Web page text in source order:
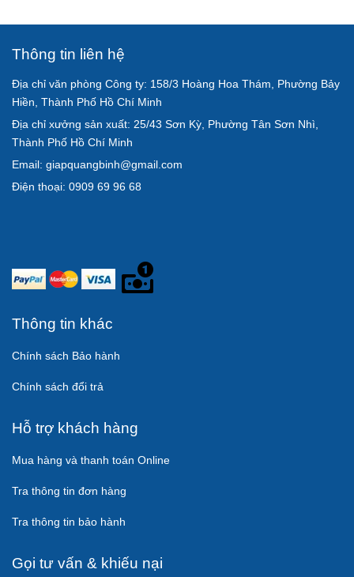
Thông tin liên hệ
Địa chỉ văn phòng Công ty: 158/3 Hoàng Hoa Thám, Phường Bảy
Hiền, Thành Phố Hồ Chí Minh
Địa chỉ xưởng sản xuất: 25/43 Sơn Kỳ, Phường Tân Sơn Nhì,
Thành Phố Hồ Chí Minh
Email: giapquangbinh@gmail.com
Điện thoại: 0909 69 96 68
Thông tin khác
Chính sách Bảo hành
Chính sách đổi trả
Hỗ trợ khách hàng
Mua hàng và thanh toán Online
Tra thông tin đơn hàng
Tra thông tin bảo hành
Gọi tư vấn & khiếu nại